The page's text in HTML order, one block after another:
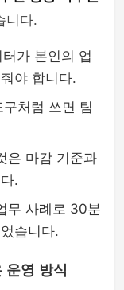
니다.
가 본인의 업
야 합니다.
처럼 쓰면 팀
은 마감 기준과
.
무 사례로 30분
습니다.
운영 방식